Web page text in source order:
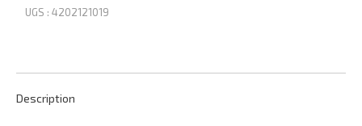
1UGS : 4202121019
Description